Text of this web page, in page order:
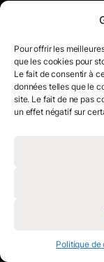
Pour offrir les
que les cookies pour
Le fait de consentir à
données telles que le
site. Le fait de ne pas
un effet négatif sur
Politique de